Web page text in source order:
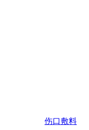
伤口敷料